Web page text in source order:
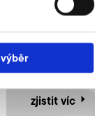
zjistit víc